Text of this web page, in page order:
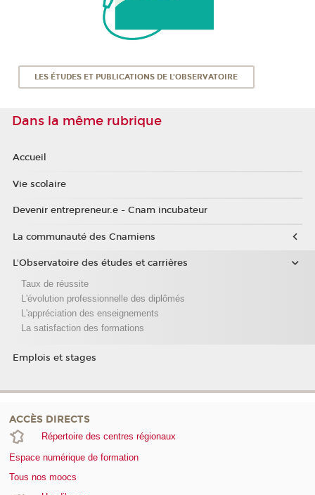
LES ÉTUDES ET PUBLICATIONS DE L'OBSERVATOIRE
Dans la même rubrique
Accueil
Vie scolaire
Devenir entrepreneur.e - Cnam incubateur
La communauté des Cnamiens
L'Observatoire des études et carrières
Taux de réussite
L'évolution professionnelle des diplômés
L'appréciation des enseignements
La satisfaction des formations
Emplois et stages
ACCÈS DIRECTS
Répertoire des centres régionaux
Espace numérique de formation
Tous nos moocs